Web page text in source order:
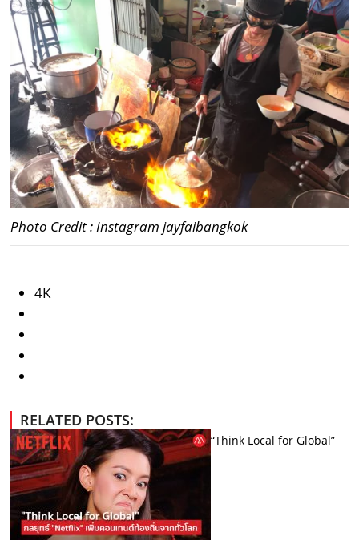
Photo Credit : Instagram jayfaibangkok
4K
RELATED POSTS:
“Think Local for Global”